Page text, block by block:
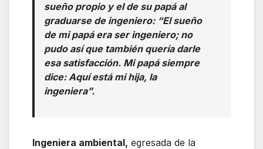
sueño propio y el de su papá al
graduarse de ingeniero: “El sueño
de mi papá era ser ingeniero; no
pudo así que también quería darle
esa satisfacción. Mi papá siempre
dice:Aquí está mi hija, la
ingeniera”.
Ingeniera ambiental, egresada de la